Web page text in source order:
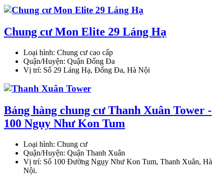
Chung cư Mon Elite 29 Láng Hạ
Loại hình: Chung cư cao cấp
Quận/Huyện: Quận Đống Đa
Vị trí: Số 29 Láng Hạ, Đống Đa, Hà Nội
Bảng hàng chung cư Thanh Xuân Tower -
100 Ngụy Như Kon Tum
Loại hình: Chung cư
Quận/Huyện: Quận Thanh Xuân
Vị trí: Số 100 Đường Ngụy Như Kon Tum, Thanh Xuân, Hà
Nội.